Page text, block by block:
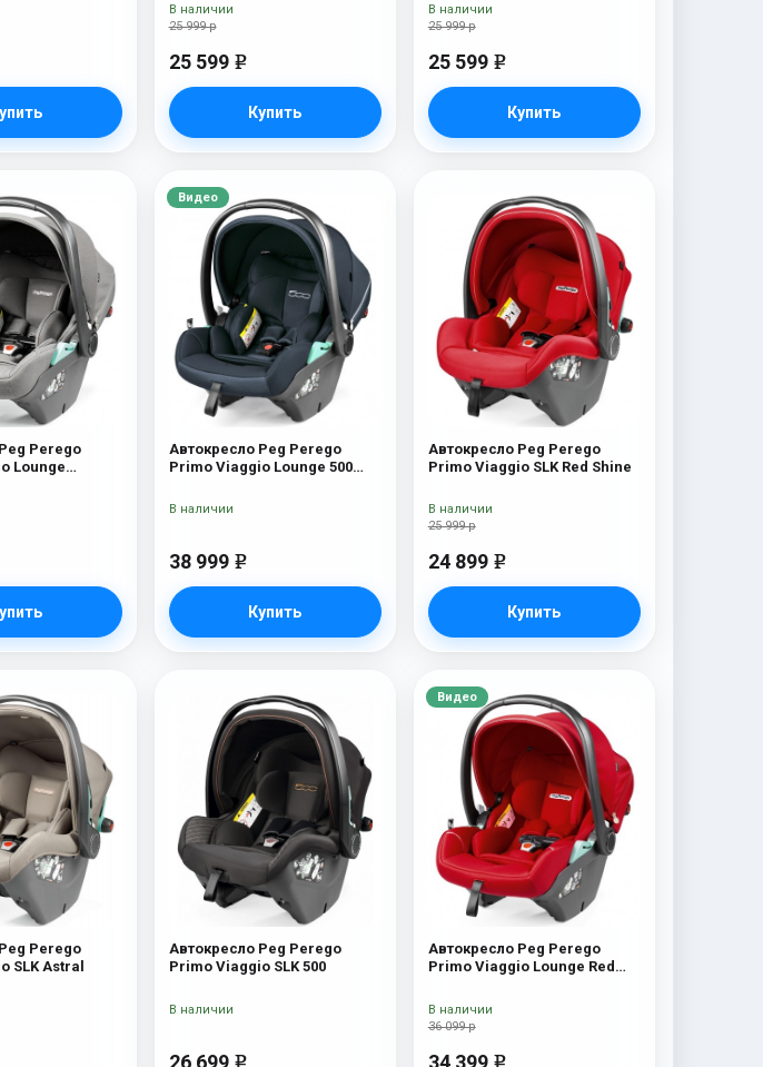
25 999 р
25 599 e
Купить
В наличии
25 999 р
25 599 e
Купить
В наличии
Perego
Lounge
Видео
Автокресло Peg Perego
Primo Viaggio Lounge 500
38 999 e
Купить
В наличии
Автокресло Peg Perego
Primo Viaggio SLK Red Shine
25 999 р
24 899 e
Купить
В наличии
Perego
SLK Astral
Автокресло Peg Perego
Primo Viaggio SLK 500
26 699 e
В наличии
Видео
Автокресло Peg Perego
Primo Viaggio Lounge Red
36 099 р
34 399 e
В наличии